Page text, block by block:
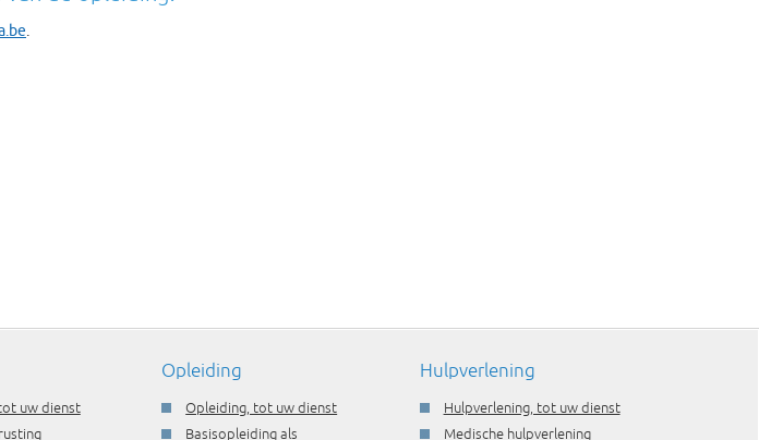
uw dienst
Opleiding
Opleiding, tot uw dienst
Basisopleiding als
Hulpverlening
Hulpverlening, tot uw dienst
Medische hulpverlening